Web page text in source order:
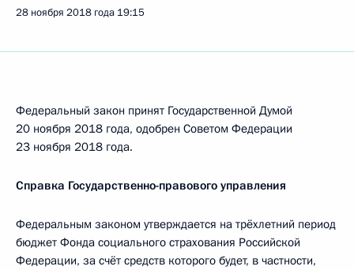
28 ноября 2018 года 19:15
Федеральный закон принят Государственной Думой
20 ноября 2018 года, одобрен Советом Федерации
23 ноября 2018 года.
Справка Государственно-правового управления
Федеральным законом утверждается на трёхлетний период
бюджет Фонда социального страхования Российской
Федерации, за счёт средств которого будет, в частности,